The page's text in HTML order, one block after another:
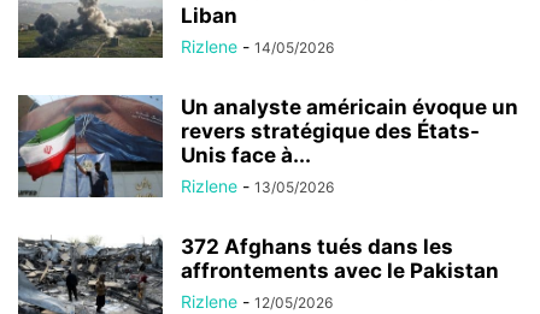
Liban
Rizlene - 14/05/2026
Un analyste américain évoque un
revers stratégique des États-
Unis face à...
Rizlene - 13/05/2026
372 Afghans tués dans les
affrontements avec le Pakistan
Rizlene - 12/05/2026